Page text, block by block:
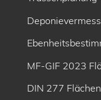
MF-GIF 2023
DIN 277